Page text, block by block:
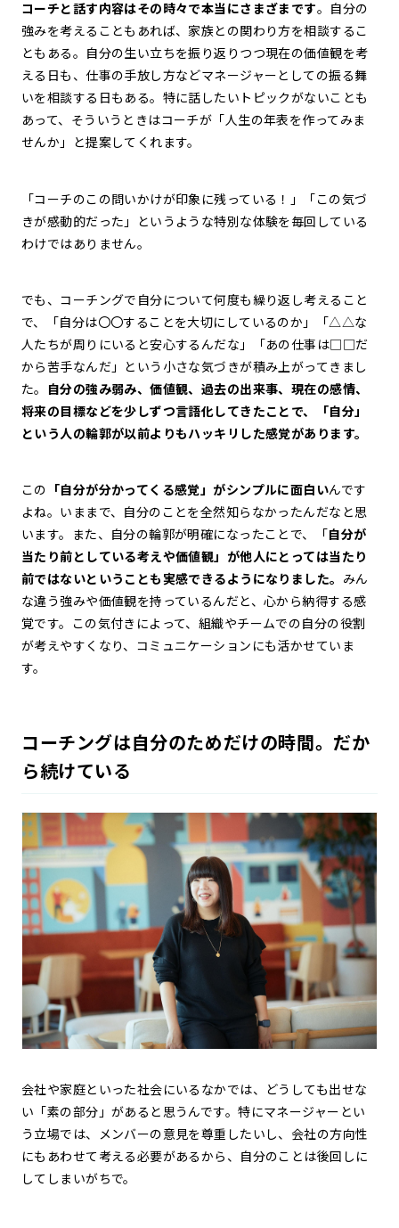
コーチと話す内容はその時々で本当にさまざまです。自分の
強みを考えることもあれば、家族との関わり方を相談するこ
ともある。自分の生い立ちを振り返りつつ現在の価値観を考
える日も、仕事の手放し方などマネージャーとしての振る舞
いを相談する日もある。特に話したいトピックがないことも
あって、そういうときはコーチが「人生の年表を作ってみま
せんか」と提案してくれます。
「コーチのこの問いかけが印象に残っている！」「この気づ
きが感動的だった」というような特別な体験を毎回している
わけではありません。
でも、コーチングで自分について何度も繰り返し考えること
で、「自分は〇〇することを大切にしているのか」「△△な
人たちが周りにいると安心するんだな」「あの仕事は□□だ
から苦手なんだ」という小さな気づきが積み上がってきまし
た。
自分の強み弱み、価値観、過去の出来事、現在の感情、
将来の目標などを少しずつ言語化してきたことで、「自分」
という人の輪郭が以前よりもハッキリした感覚があります。
この 「自分が分かってくる感覚」がシンプルに面白いんです
よね。いままで、自分のことを全然知らなかったんだなと思
います。また、自分の輪郭が明確になったことで、「自分が
当たり前としている考えや価値観」が他人にとっては当たり
前ではないということも実感できるようになりました。 みん
な違う強みや価値観を持っているんだと、心から納得する感
覚です。この気付きによって、組織やチームでの自分の役割
が考えやすくなり、コミュニケーションにも活かせていま
す。
コーチングは自分のためだけの時間。だか
ら続けている
会社や家庭といった社会にいるなかでは、どうしても出せな
い「素の部分」があると思うんです。特にマネージャーとい
う立場では、メンバーの意見を尊重したいし、会社の方向性
にもあわせて考える必要があるから、自分のことは後回しに
してしまいがちで。